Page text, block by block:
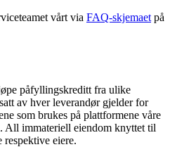
vårt via FAQ-skjemaet på
påfyllingskreditt fra ulike
av hver leverandør gjelder for
som brukes på plattformene våre
All immateriell eiendom knyttet til
eiere.